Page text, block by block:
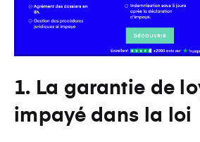
1. La garantie de
impayé dans la loi